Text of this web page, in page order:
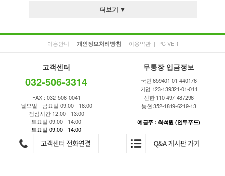
더보기 ▼
이용안내 | 개인정보처리방침 | 이용약관 | PC VER
고객센터
032-506-3314
FAX : 032-506-0041
월요일 - 금요일 09:00 - 18:00
점심시간 12:00 - 13:00
토요일 09:00 - 14:00
토요일 09:00 - 14:00
무통장 입금정보
국민 659401-01-440176
기업 123-139321-01-011
신한 110-497-487296
농협 352-1819-6219-13
예금주 : 최석원 (인투푸드)